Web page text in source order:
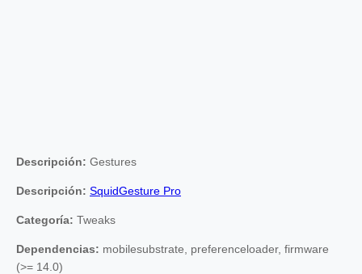
Descripción: Gestures
Descripción: SquidGesture Pro
Categoría: Tweaks
Dependencias: mobilesubstrate, preferenceloader, firmware
(>= 14.0)